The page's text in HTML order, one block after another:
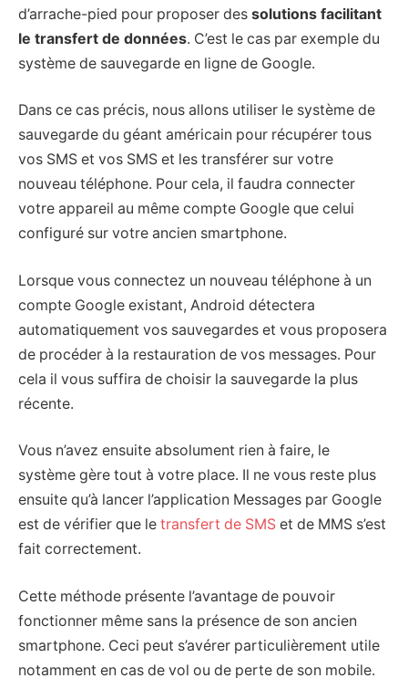
d’arrache-pied pour proposer des solutions facilitant
le transfert de données. C’est le cas par exemple du
système de sauvegarde en ligne de Google.
Dans ce cas précis, nous allons utiliser le système de
sauvegarde du géant américain pour récupérer tous
vos SMS et vos SMS et les transférer sur votre
nouveau téléphone. Pour cela, il faudra connecter
votre appareil au même compte Google que celui
configuré sur votre ancien smartphone.
Lorsque vous connectez un nouveau téléphone à un
compte Google existant, Android détectera
automatiquement vos sauvegardes et vous proposera
de procéder à la restauration de vos messages. Pour
cela il vous suffira de choisir la sauvegarde la plus
récente.
Vous n’avez ensuite absolument rien à faire, le
système gère tout à votre place. Il ne vous reste plus
ensuite qu’à lancer l’application Messages par Google
est de vérifier que le transfert de SMS et de MMS s’est
fait correctement.
Cette méthode présente l’avantage de pouvoir
fonctionner même sans la présence de son ancien
smartphone. Ceci peut s’avérer particulièrement utile
notamment en cas de vol ou de perte de son mobile.